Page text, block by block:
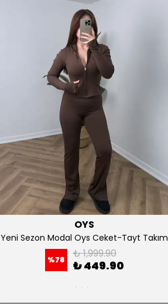
OYS
Yeni Sezon Modal Oys Ceket-Tayt Takım
%78 ₺ 1,999.90
₺ 449.90